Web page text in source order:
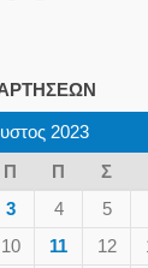
2023
Π Π Σ
3 4 5
10 11 12